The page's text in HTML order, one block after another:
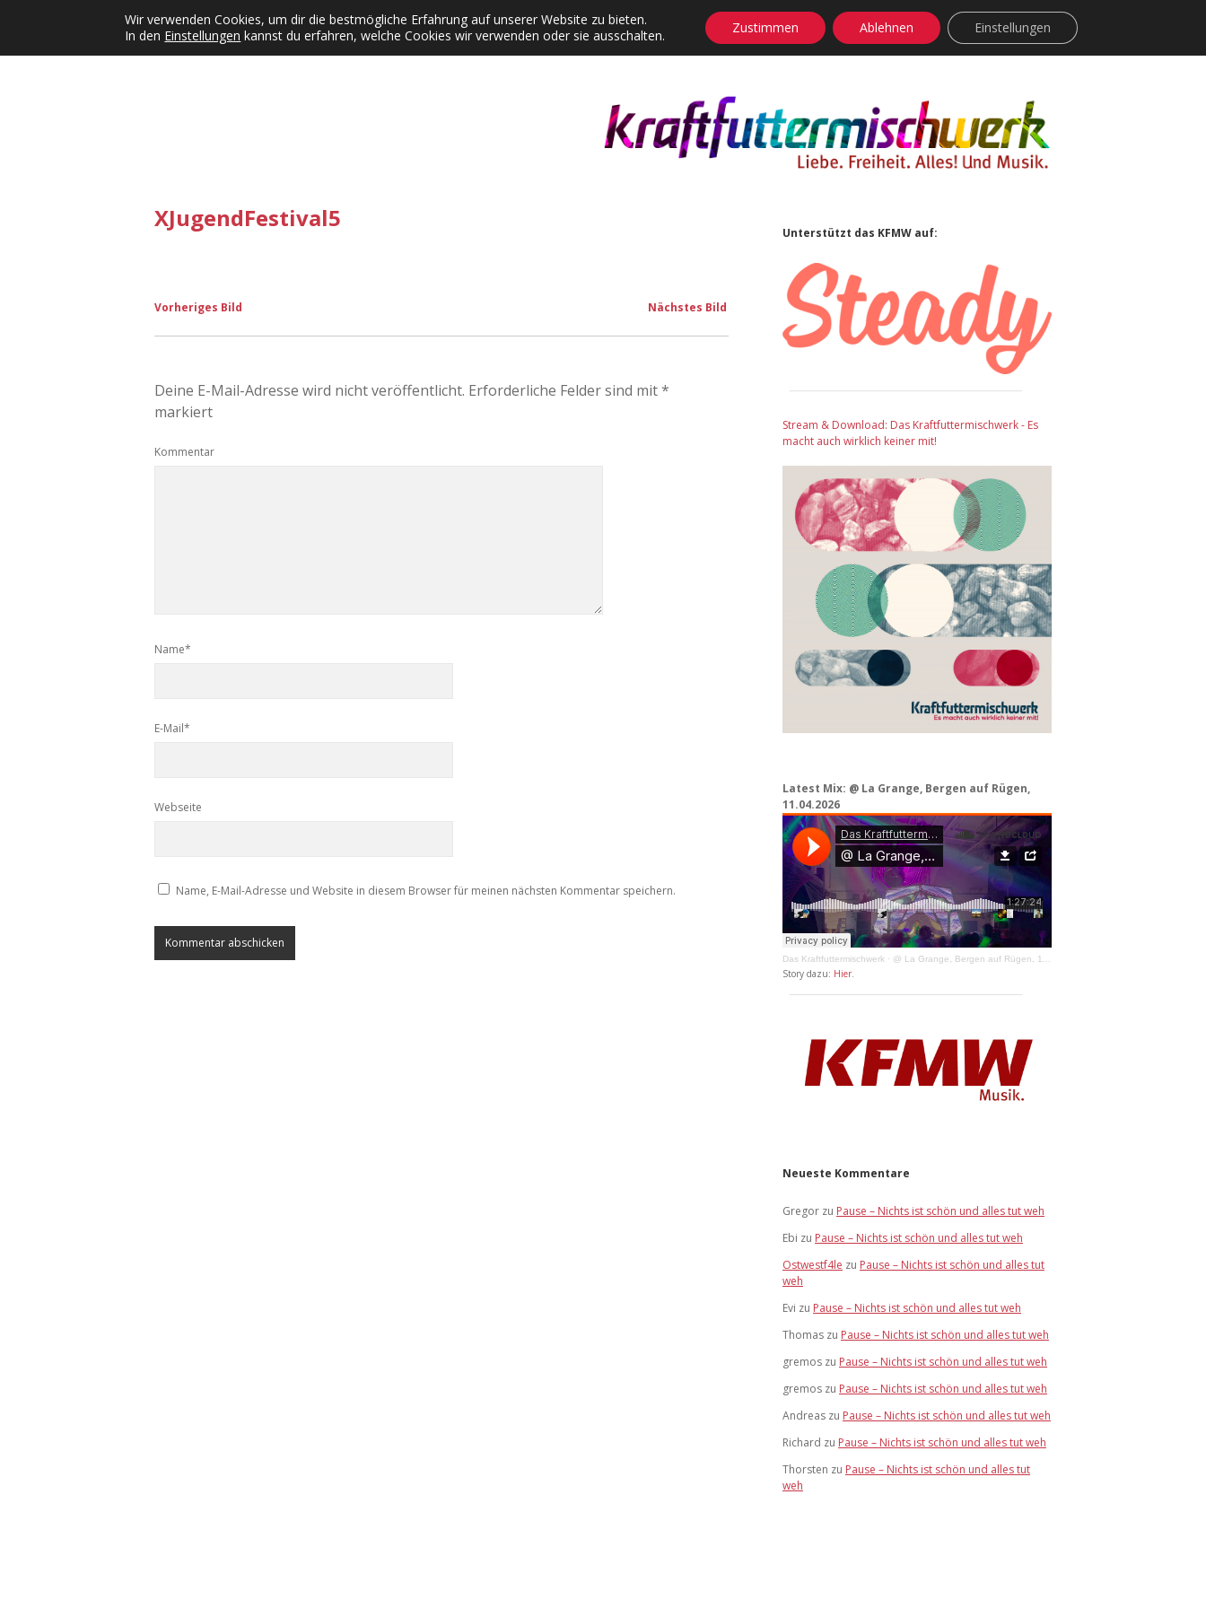
Kategorien Dropdown-Menü öffnen
KFMW-Disco Dates Instagrams Contact Adventskalender Dropdown-Menü öffnen facebook
instagram
rss soundcloud
vimeoBluesky
XJugendFestival5
Vorheriges Bild Nächstes Bild
Deine E-Mail-Adresse wird nicht veröffentlicht. Erforderliche Felder sind mit*
markiert
Kommentar
Name*
E-Mail*
Webseite
Name, E-Mail-Adresse und Website in diesem Browser für meinen nächsten Kommentar speichern.
Sidebar
Unterstützt das KFMW auf:
Stream & Download: Das Kraftfuttermischwerk - Es
macht auch wirklich keiner mit!
Latest Mix: @ La Grange, Bergen auf Rügen,
11.04.2026
Das Kraftfuttermischwerk · @ La Grange, Bergen auf Rügen, 11.04.2026
Story dazu: Hier.
Neueste Kommentare
Gregor zu Pause – Nichts ist schön und alles tut weh
Ebi zu Pause – Nichts ist schön und alles tut weh
Ostwestf4le zu Pause – Nichts ist schön und alles tut
weh
Evi zu Pause – Nichts ist schön und alles tut weh
Thomas zu Pause – Nichts ist schön und alles tut weh
gremos zu Pause – Nichts ist schön und alles tut weh
gremos zu Pause – Nichts ist schön und alles tut weh
Andreas zu Pause – Nichts ist schön und alles tut weh
Richard zu Pause – Nichts ist schön und alles tut weh
Thorsten zu Pause – Nichts ist schön und alles tut
weh
Wir verwenden Cookies, um dir die bestmögliche Erfahrung auf unserer Website zu bieten.
In den Einstellungen kannst du erfahren, welche Cookies wir verwenden oder sie ausschalten. Zustimmen Ablehnen Einstellungen